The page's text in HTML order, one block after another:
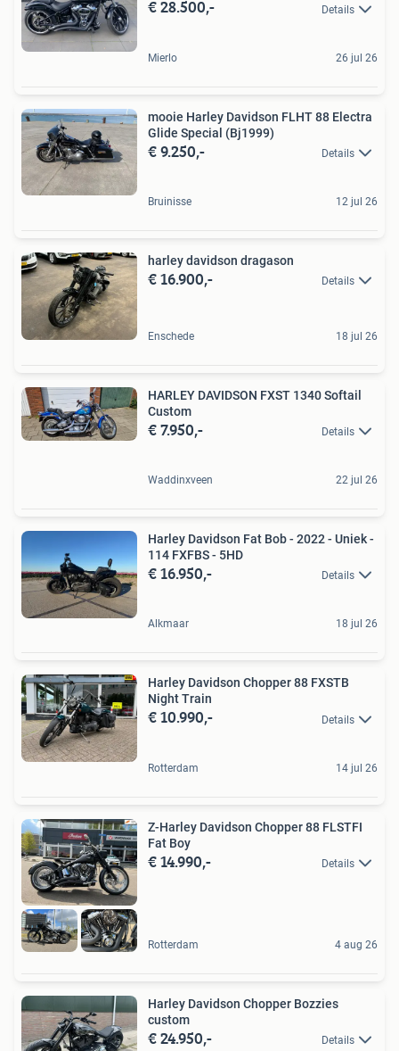
€ 28.500,- Details
Mierlo 26 jul 26
mooie Harley Davidson FLHT 88 Electra
Glide Special (Bj1999)
€ 9.250,- Details
Bruinisse 12 jul 26
harley davidson dragason
€ 16.900,- Details
Enschede 18 jul 26
HARLEY DAVIDSON FXST 1340 Softail
Custom
€ 7.950,- Details
Waddinxveen 22 jul 26
Harley Davidson Fat Bob - 2022 - Uniek -
114 FXFBS - 5HD
€ 16.950,- Details
Alkmaar 18 jul 26
Harley Davidson Chopper 88 FXSTB
Night Train
€ 10.990,- Details
Rotterdam 14 jul 26
Z-Harley Davidson Chopper 88 FLSTFI
Fat Boy
€ 14.990,- Details
Rotterdam 4 aug 26
Harley Davidson Chopper Bozzies
custom
€ 24.950,- Details